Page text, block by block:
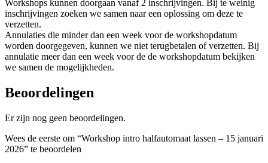
Workshops kunnen doorgaan vanaf 2 inschrijvingen. Bij te weinig
inschrijvingen zoeken we samen naar een oplossing om deze te
verzetten.
Annulaties die minder dan een week voor de workshopdatum
worden doorgegeven, kunnen we niet terugbetalen of verzetten. Bij
annulatie meer dan een week voor de de workshopdatum bekijken
we samen de mogelijkheden.
Beoordelingen
Er zijn nog geen beoordelingen.
Wees de eerste om “Workshop intro halfautomaat lassen – 15 januari
2026” te beoordelen